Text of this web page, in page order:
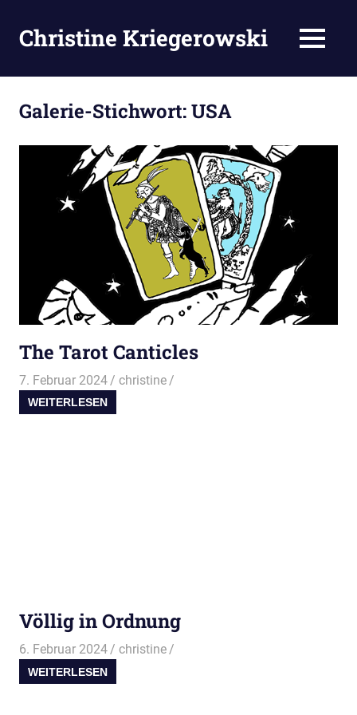
Inhalt
springen
Christine Kriegerowski MENÜ
Galerie-Stichwort:USA
The Tarot Canticles
7. Februar 2024 christine
WEITERLESEN
Völlig in Ordnung
6. Februar 2024 christine
WEITERLESEN